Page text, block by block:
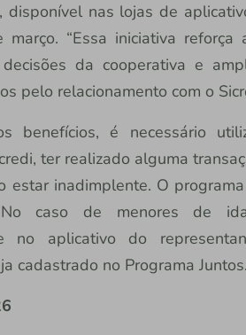
disponível nas lojas de
“Essa iniciativa reforça
decisões da cooperativa e
pelo relacionamento com o
benefícios, é necessário
ter realizado alguma
estar inadimplente. O
caso de menores de
no aplicativo do
cadastrado no Programa Juntos.